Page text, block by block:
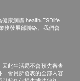
再要求講解,需
所有報告一律
報告複印需付行
康網購 health.ESDlife
務發展部聯絡。我們會
此生活易不會預先審查
會員所發表的全部內容